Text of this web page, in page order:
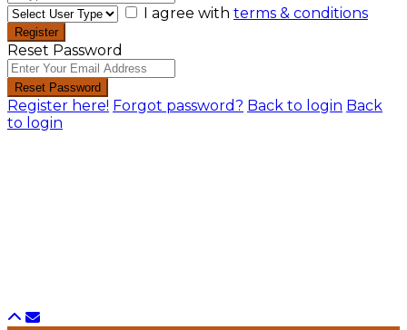
I agree with terms & conditions
Register
Reset Password
Reset Password
Register here! Forgot password? Back to login Back
to login